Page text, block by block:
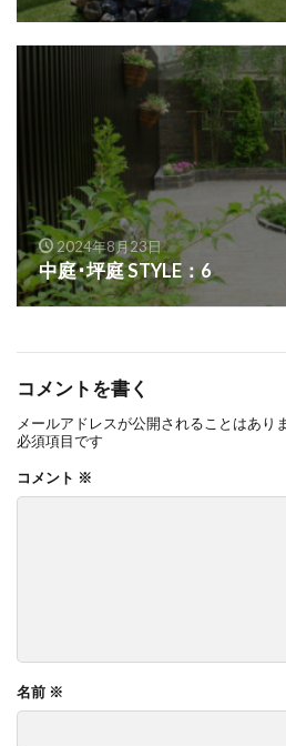
2024年8月23日
中庭･坪庭 STYLE：6
コメントを書く
メールアドレスが公開されることはあり
必須項目です
コメント ※
名前 ※
OnlyOne ヴェリータヌーボS
OnlyOne ウォールマウントライ
OnlyOne エッジネームプレート
OnlyOne カーストップバー
OnlyOne サブレ
OnlyOne
OnlyOne ショーケース エントラ
OnlyOne ショーケース専用ボー
OnlyOne シンプルフレーム フロ
OnlyOne シンライト
OnlyOne テンピオ
OnlyOne ニューヨークスタイル
OnlyOne ネットペブル